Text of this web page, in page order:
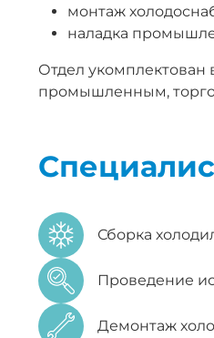
монтаж
наладка
Отдел
промышленным,
Сборка
Проведение
Демонтаж